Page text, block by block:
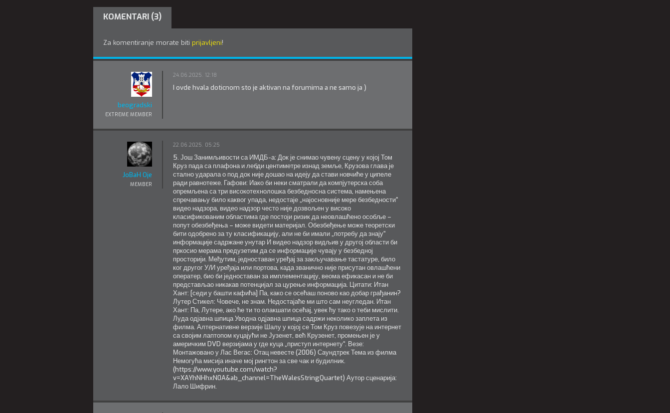
KOMENTARI (3)
Za komentiranje morate biti prijavljeni!
beogradski
EXTREME MEMBER
24.06.2025. 12:18
I ovde hvala doticnom sto je aktivan na forumima a ne samo ja )
JoBaH Oje
MEMBER
22.06.2025. 05:25
5. Још Занимљивости са ИМДБ-а: Док је снимао чувену сцену у којој Том
Круз пада са плафона и лебди центиметре изнад земље, Крузова глава је
стално ударала о под док није дошао на идеју да стави новчиће у ципеле
ради равнотеже. Гафови: Иако би неки сматрали да компјутерска соба
опремљена са три високотехнолошка безбедносна система, намењена
спречавању било каквог упада, недостаје „најосновније мере безбедности“
видео надзора, видео надзор често није дозвољен у високо
класификованим областима где постоји ризик да неовлашћено особље –
попут обезбеђења – може видети материјал. Обезбеђење може теоретски
бити одобрено за ту класификацију, али не би имали „потребу да знају“
информације садржане унутар И видео надзор видљив у другој области би
пркосио мерама предузетим да се информације чувају у безбедној
просторији. Међутим, једноставан уређај за закључавање тастатуре, било
ког другог У/И уређаја или портова, када званично није присутан овлашћени
оператер, био би једноставан за имплементацију, веома ефикасан и не би
представљао никакав потенцијал за цурење информација. Цитати: Итан
Хант: [седи у башти кафића] Па, како се осећаш поново као добар грађанин?
Лутер Стикел: Човече, не знам. Недостајаће ми што сам неугледан. Итан
Хант: Па, Лутере, ако ће ти то олакшати осећај, увек ћу тако о теби мислити.
Луда одјавна шпица Уводна одјавна шпица садржи неколико заплета из
филма. Алтернативне верзије Шалу у којој се Том Круз повезује на интернет
са својим лаптопом куцајући не Јузенет, већ Крузенет, промењен је у
америчким DVD верзијама у где куца „приступ интернету“. Везе:
Монтажовано у Лас Вегас: Отац невесте (2006) Саундтрек Тема из филма
Немогућа мисија иначе мој рингтон за све чак и будилник.
(https://www.youtube.com/watch?
v=XAYhNHhxN0A&ab_channel=TheWalesStringQuartet) Аутор сценарија:
Лало Шифрин.